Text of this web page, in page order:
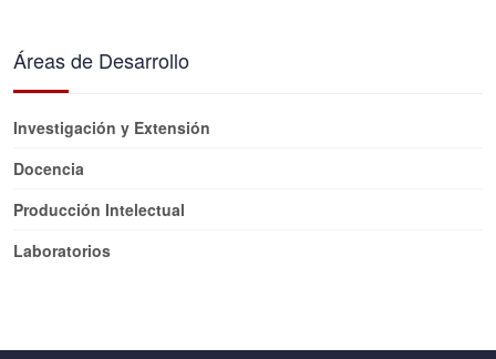
Áreas de Desarrollo
Investigación y Extensión
Docencia
Producción Intelectual
Laboratorios